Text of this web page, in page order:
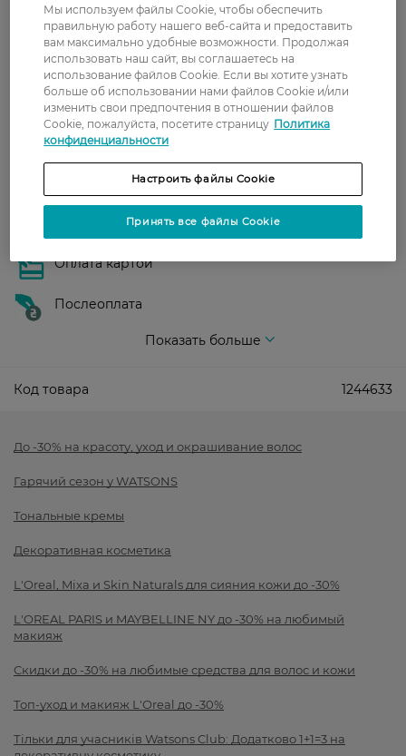
В отделение Новой почты - 99 грн, бесплатно
от 699 грн
Укрпочта
Стоимость доставки – 79 грн, бесплатная
доставка от – 599 грн
Забрать сегодня в магазине Watsons
Стоимость доставки – 0 грн
Показать больше
Оплата картой
Послеоплата
Показать больше
Код товара 1244633
До -30% на красоту, уход и окрашивание волос
Гарячий сезон у WATSONS
Тональные кремы
Декоративная косметика
L'Oreal, Mixa и Skin Naturals для сияния кожи до -30%
L'OREAL PARIS и MAYBELLINE NY до -30% на любимый
макияж
Скидки до -30% на любимые средства для волос и кожи
Топ-уход и макияж L'Oreal до -30%
Тільки для учасників Watsons Club: Додатково 1+1=3 на
Мы используем файлы Cookie, чтобы обеспечить
правильную работу нашего веб-сайта и предоставить
вам максимально удобные возможности. Продолжая
использовать наш сайт, вы соглашаетесь на
использование файлов Cookie. Если вы хотите узнать
больше об использовании нами файлов Cookie и/или
изменить свои предпочтения в отношении файлов
Cookie, пожалуйста, посетите страницу Политика
конфиденциальности
Настроить файлы Cookie
Принять все файлы Cookie